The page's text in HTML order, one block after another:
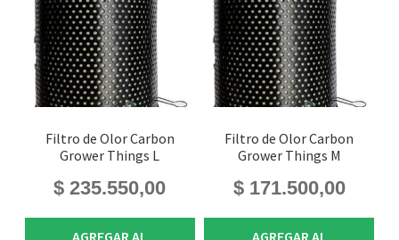
Filtro de Olor Carbon
Grower Things L
$ 235.550,00
Filtro de Olor Carbon
Grower Things M
$171.500,00